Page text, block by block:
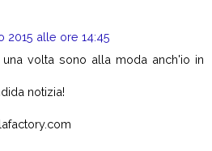
2015 alle ore 14:45
volta sono alla moda anch'io in
notizia!